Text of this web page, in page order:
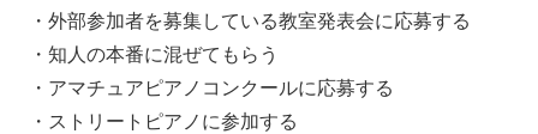
・外部参加者を募集している教室発表会に応募する
・知人の本番に混ぜてもらう
・アマチュアピアノコンクールに応募する
・ストリートピアノに参加する